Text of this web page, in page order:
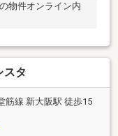
物件オンライン内
スタ
筋線 新大阪駅 徒歩15